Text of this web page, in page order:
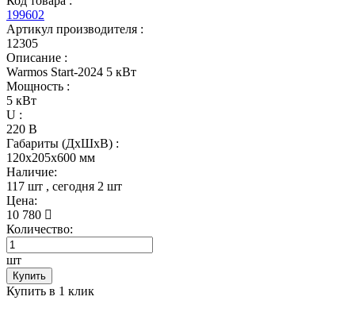
199602
Артикул производителя :
12305
Описание :
Warmos Start-2024 5 кВт
Мощность :
5 кВт
U :
220 В
Габариты (ДхШхВ) :
120x205x600 мм
Наличие:
117 шт , сегодня 2 шт
Цена:
10 780
Количество:
шт
Купить
Купить в 1 клик